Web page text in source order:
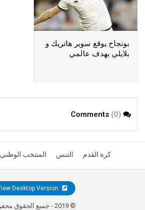
بونجاح يوقع سوبر هاتريك و
بلايلي بهدف عالمي
(0)
كرة القدم التنس المنتخب الوطني
© 2019 - جميع الحقوق محفوظة.